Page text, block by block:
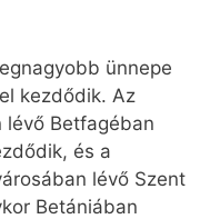
ünnepe
kezdődik. Az
lévő Betfagéban
és a
lévő Szent
Betániában